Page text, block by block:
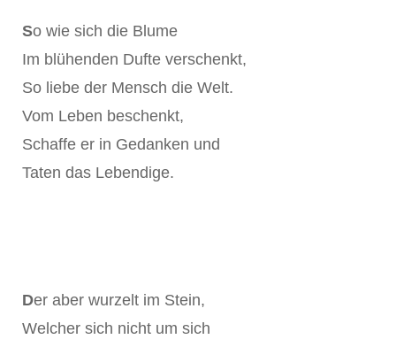
So wie sich die Blume
Im blühenden Dufte verschenkt,
So liebe der Mensch die Welt.
Vom Leben beschenkt,
Schaffe er in Gedanken und
Taten das Lebendige.
Der aber wurzelt im Stein,
Welcher sich nicht um sich